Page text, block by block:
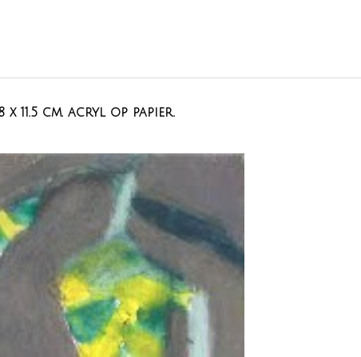
11.5 cm. acryl op papier.